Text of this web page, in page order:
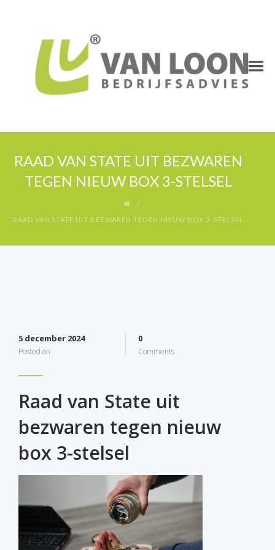
RAAD VAN STATE UIT BEZWAREN
TEGEN NIEUW BOX 3-STELSEL
RAAD VAN STATE UIT BEZWAREN TEGEN NIEUW BOX 3-STELSEL
5 december 2024
Posted on
0
Comments
Raad van State uit
bezwaren tegen nieuw
box 3-stelsel